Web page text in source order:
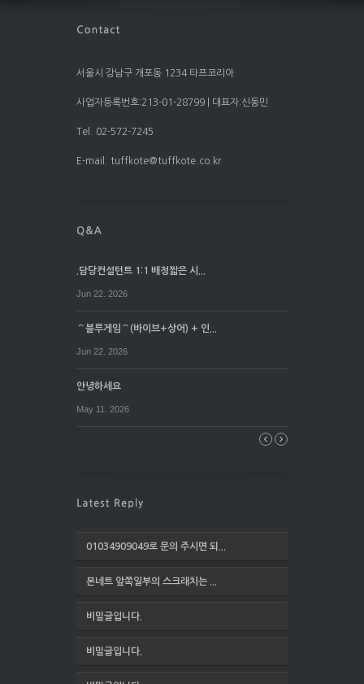
서울시 강남구 개포동 1234 타프코리아
사업자등록번호:213-01-28799 | 대표자:신동민
Tel. 02-572-7245
E-mail. tuffkote@tuffkote.co.kr
.담당컨설턴트 1:1 배정짧은 시...
Jun 22. 2026
⌒블루게임⌒(바이브+상어) + 인...
Jun 22. 2026
안녕하세요
May 11. 2026
01034909049로 문의 주시면 되...
본네트 앞쪽일부의 스크래치는 ...
비밀글입니다.
비밀글입니다.